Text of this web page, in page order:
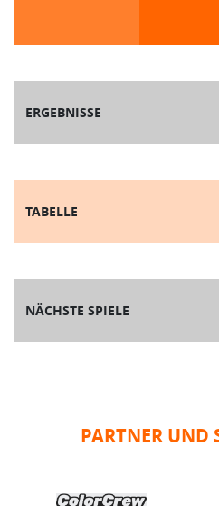
ERGEBNISSE
TABELLE
NÄCHSTE SPIELE
PARTNER UND